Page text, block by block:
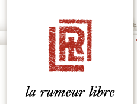
PRIX ROGER DEXTRE